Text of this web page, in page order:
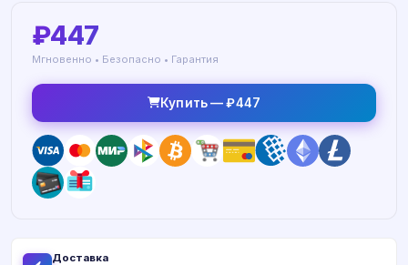
₽447
Мгновенно • Безопасно • Гарантия
Купить — ₽447
Доставка